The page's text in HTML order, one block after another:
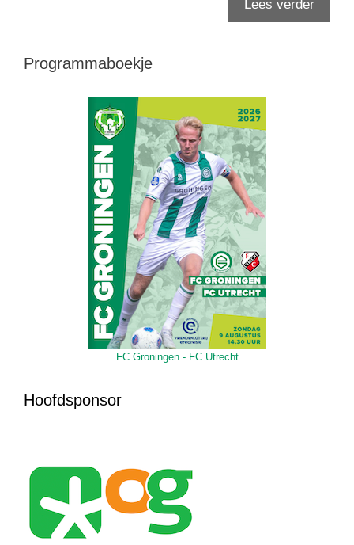
Lees verder
Programmaboekje
FC Groningen - FC Utrecht
Hoofdsponsor